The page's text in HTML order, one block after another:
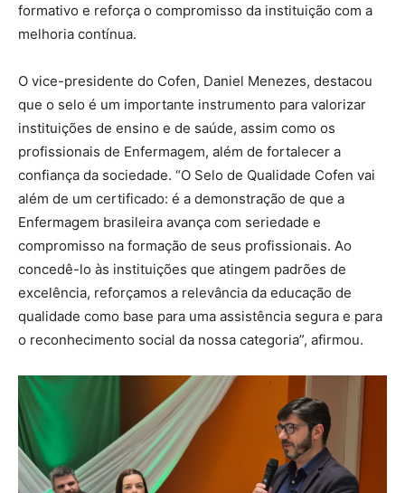
formativo e reforça o compromisso da instituição com a
melhoria contínua.
O vice-presidente do Cofen, Daniel Menezes, destacou
que o selo é um importante instrumento para valorizar
instituições de ensino e de saúde, assim como os
profissionais de Enfermagem, além de fortalecer a
confiança da sociedade. “O Selo de Qualidade Cofen vai
além de um certificado: é a demonstração de que a
Enfermagem brasileira avança com seriedade e
compromisso na formação de seus profissionais. Ao
concedê-lo às instituições que atingem padrões de
excelência, reforçamos a relevância da educação de
qualidade como base para uma assistência segura e para
o reconhecimento social da nossa categoria”, afirmou.